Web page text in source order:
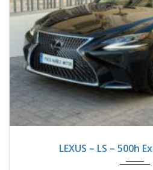
LEXUS – LS – 500h